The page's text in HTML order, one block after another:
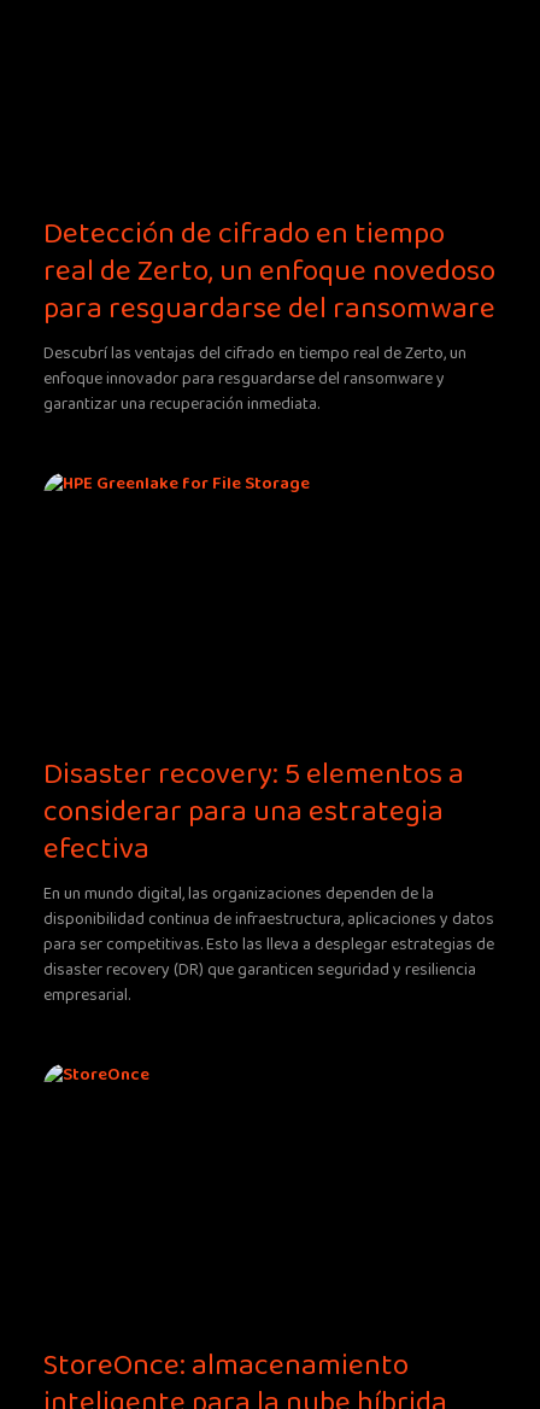
Detección de cifrado en tiempo
real de Zerto, un enfoque novedoso
para resguardarse del ransomware
Descubrí las ventajas del cifrado en tiempo real de Zerto, un
enfoque innovador para resguardarse del ransomware y
garantizar una recuperación inmediata.
Disaster recovery: 5 elementos a
considerar para una estrategia
efectiva
En un mundo digital, las organizaciones dependen de la
disponibilidad continua de infraestructura, aplicaciones y datos
para ser competitivas. Esto las lleva a desplegar estrategias de
disaster recovery (DR) que garanticen seguridad y resiliencia
empresarial.
StoreOnce: almacenamiento